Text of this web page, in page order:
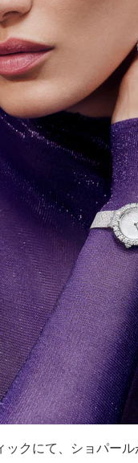
クにて、ショパール